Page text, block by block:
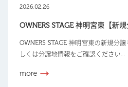
2026.02.26
OWNERS STAGE 神明宮東【新規
OWNERS STAGE 神明宮東の新規分
しくは分譲地情報をご確認ください...
more